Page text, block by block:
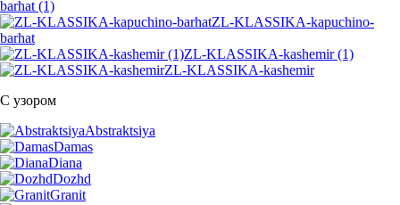
barhat (1)
ZL-KLASSIKA-kapuchino-
barhat
ZL-KLASSIKA-kashemir (1)
ZL-KLASSIKA-kashemir
С узором
Abstraktsiya
Damas
Diana
Dozhd
Granit